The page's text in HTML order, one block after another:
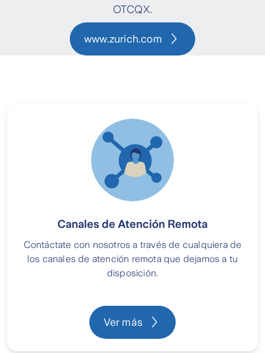
OTCQX.
www.zurich.com
Canales de Atención Remota
Contáctate con nosotros a través de cualquiera de
los canales de atención remota que dejamos a tu
disposición.
Ver más